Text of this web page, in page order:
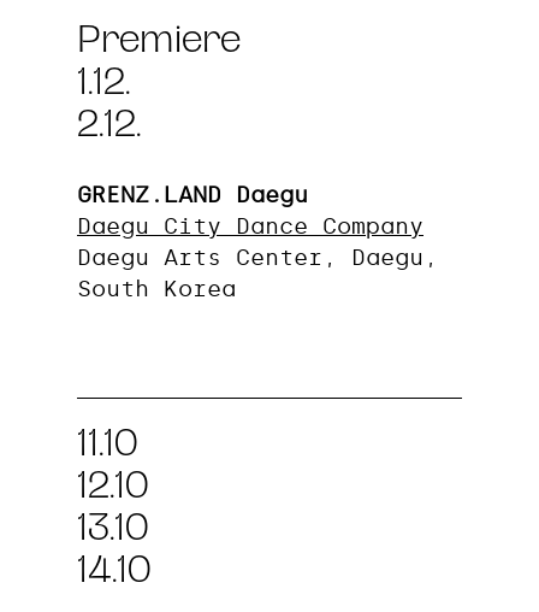
Premiere
1.12.
2.12.
GRENZ.LAND Daegu
Daegu City Dance Company
Daegu Arts Center, Daegu,
South Korea
11.10
12.10
13.10
14.10